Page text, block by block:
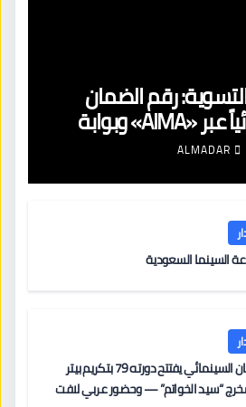
رقم الضمان
الاجتماعي تلقائياً عبر «AIMA» وبوابة
ALMADAR
السينما السعودية
مهرجان كان السينمائي يفتتح دورته 79 بتكريم بيتر
“سيد الخواتم” — وحضور عربي لافت